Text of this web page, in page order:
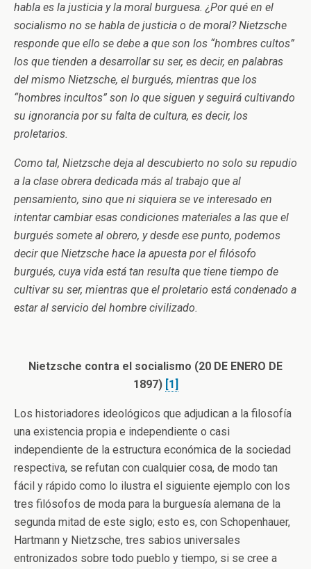
habla es la justicia y la moral burguesa. ¿Por qué en el
socialismo no se habla de justicia o de moral? Nietzsche
responde que ello se debe a que son los “hombres cultos”
los que tienden a desarrollar su ser, es decir, en palabras
del mismo Nietzsche, el burgués, mientras que los
“hombres incultos” son lo que siguen y seguirá cultivando
su ignorancia por su falta de cultura, es decir, los
proletarios.
Como tal, Nietzsche deja al descubierto no solo su repudio
a la clase obrera dedicada más al trabajo que al
pensamiento, sino que ni siquiera se ve interesado en
intentar cambiar esas condiciones materiales a las que el
burgués somete al obrero, y desde ese punto, podemos
decir que Nietzsche hace la apuesta por el filósofo
burgués, cuya vida está tan resulta que tiene tiempo de
cultivar su ser, mientras que el proletario está condenado a
estar al servicio del hombre civilizado.
Nietzsche contra el socialismo (20 DE ENERO DE
1897) [1]
Los historiadores ideológicos que adjudican a la filosofía
una existencia propia e independiente o casi
independiente de la estructura económica de la sociedad
respectiva, se refutan con cualquier cosa, de modo tan
fácil y rápido como lo ilustra el siguiente ejemplo con los
tres filósofos de moda para la burguesía alemana de la
segunda mitad de este siglo; esto es, con Schopenhauer,
Hartmann y Nietzsche, tres sabios universales
entronizados sobre todo pueblo y tiempo, si se cree a